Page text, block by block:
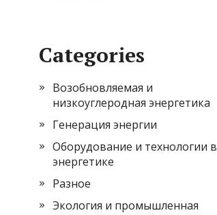
Categories
Возобновляемая и
низкоуглеродная энергетика
Генерация энергии
Оборудование и технологии в
энергетике
Разное
Экология и промышленная